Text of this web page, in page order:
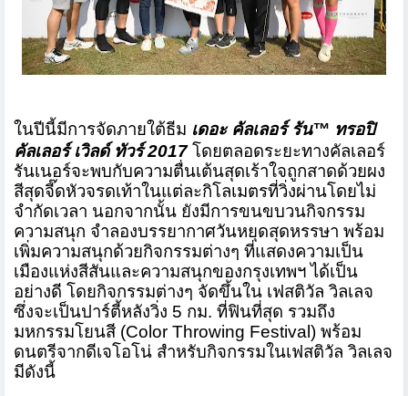
ในปีนี้มีการจัดภายใต้ธีม เดอะ คัลเลอร์ รัน™ ทรอปิ
คัลเลอร์ เวิลด์ ทัวร์2017 โดยตลอดระยะทางคัลเลอร์
รันเนอร์จะพบกับความตื่นเต้นสุดเร้าใจถูกสาดด้วยผง
สีสุดจี๊ดหัวจรดเท้าในแต่ละกิโลเมตรที่วิ่งผ่านโดยไม่
จำกัดเวลา นอกจากนั้น ยังมีการขนขบวนกิจกรรม
ความสนุก จำลองบรรยากาศวันหยุดสุดหรรษา พร้อม
เพิ่มความสนุกด้วยกิจกรรมต่างๆ ที่แสดงความเป็น
เมืองแห่งสีสันและความสนุกของกรุงเทพฯ ได้เป็น
อย่างดี โดยกิจกรรมต่างๆ จัดขึ้นใน เฟสติวัล วิลเลจ
ซึ่งจะเป็นปาร์ตี้หลังวิ่ง 5 กม. ที่ฟินที่สุด รวมถึง
มหกรรมโยนสี (Color Throwing Festival) พร้อม
ดนตรีจากดีเจโอโน่ สำหรับกิจกรรมในเฟสติวัล วิลเลจ
มีดังนี้